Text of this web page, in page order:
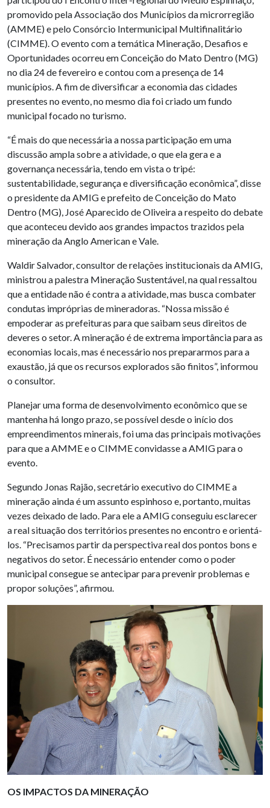
promovido pela Associação dos Municípios da microrregião
(AMME) e pelo Consórcio Intermunicipal Multifinalitário
(CIMME). O evento com a temática Mineração, Desafios e
Oportunidades ocorreu em Conceição do Mato Dentro (MG)
no dia 24 de fevereiro e contou com a presença de 14
municípios. A fim de diversificar a economia das cidades
presentes no evento, no mesmo dia foi criado um fundo
municipal focado no turismo.
“É mais do que necessária a nossa participação em uma
discussão ampla sobre a atividade, o que ela gera e a
governança necessária, tendo em vista o tripé:
sustentabilidade, segurança e diversificação econômica”, disse
o presidente da AMIG e prefeito de Conceição do Mato
Dentro (MG), José Aparecido de Oliveira a respeito do debate
que aconteceu devido aos grandes impactos trazidos pela
mineração da Anglo American e Vale.
Waldir Salvador, consultor de relações institucionais da AMIG,
ministrou a palestra Mineração Sustentável, na qual ressaltou
que a entidade não é contra a atividade, mas busca combater
condutas impróprias de mineradoras. “Nossa missão é
empoderar as prefeituras para que saibam seus direitos de
deveres o setor. A mineração é de extrema importância para as
economias locais, mas é necessário nos prepararmos para a
exaustão, já que os recursos explorados são finitos”, informou
o consultor.
Planejar uma forma de desenvolvimento econômico que se
mantenha há longo prazo, se possível desde o início dos
empreendimentos minerais, foi uma das principais motivações
para que a AMME e o CIMME convidasse a AMIG para o
evento.
Segundo Jonas Rajão, secretário executivo do CIMME a
mineração ainda é um assunto espinhoso e, portanto, muitas
vezes deixado de lado. Para ele a AMIG conseguiu esclarecer
a real situação dos territórios presentes no encontro e orientá-
los. “Precisamos partir da perspectiva real dos pontos bons e
negativos do setor. É necessário entender como o poder
municipal consegue se antecipar para prevenir problemas e
propor soluções”, afirmou.
OS IMPACTOS DA MINERAÇÃO